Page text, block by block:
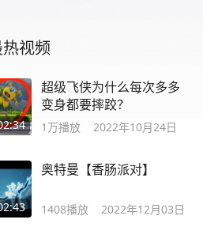
视频
超级飞侠为什么每次多多
变身都要摔跤？
1万播放 2022年10月24日
奥特曼【香肠派对】
1408播放 2022年12月03日